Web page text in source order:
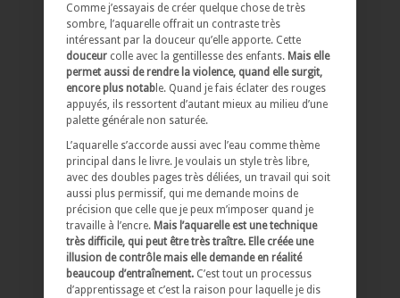
Comme j’essayais de créer quelque chose de très
sombre, l’aquarelle offrait un contraste très
intéressant par la douceur qu’elle apporte. Cette
douceur colle avec la gentillesse des enfants. Mais elle
permet aussi de rendre la violence, quand elle surgit,
encore plus notab le. Quand je fais éclater des rouges
appuyés, ils ressortent d’autant mieux au milieu d’une
palette générale non saturée.
L’aquarelle s’accorde aussi avec l’eau comme thème
principal dans le livre. Je voulais un style très libre,
avec des doubles pages très déliées, un travail qui soit
aussi plus permissif, qui me demande moins de
précision que celle que je peux m’imposer quand je
travaille à l’encre. Mais l’aquarelle est une technique
très difficile, qui peut être très traître. Elle créée une
illusion de contrôle mais elle demande en réalité
beaucoup d’entraînement. C’est tout un processus
d’apprentissage et c’est la raison pour laquelle je dis